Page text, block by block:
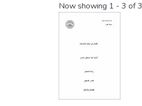
Now showing 1 - 3 of 3